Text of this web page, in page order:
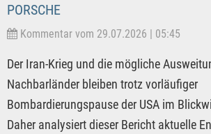
PORSCHE
Kommentar vom 29.07.2026 | 05:45
Der Iran-Krieg und die mögliche
Nachbarländer bleiben trotz vorläufiger
Bombardierungspause der USA im
Daher analysiert dieser Bericht aktuelle